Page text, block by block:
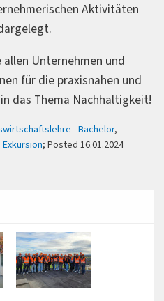
Aktivitäten
Unternehmen und
für die praxisnahen und
das Thema Nachhaltigkeit!
- Bachelor,
Exkursion; Posted 16.01.2024